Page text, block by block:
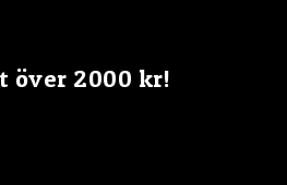
över 2000 kr!